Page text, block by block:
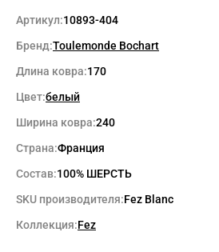
Артикул:10893-404
Бренд:Toulemonde Bochart
Длина ковра:170
Цвет:белый
Ширина ковра:240
Страна:Франция
Состав:100% ШЕРСТЬ
SKU производителя:Fez Blanc
Коллекция:Fez